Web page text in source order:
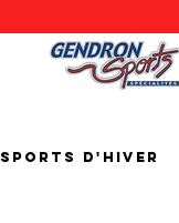
Sports d'hiver